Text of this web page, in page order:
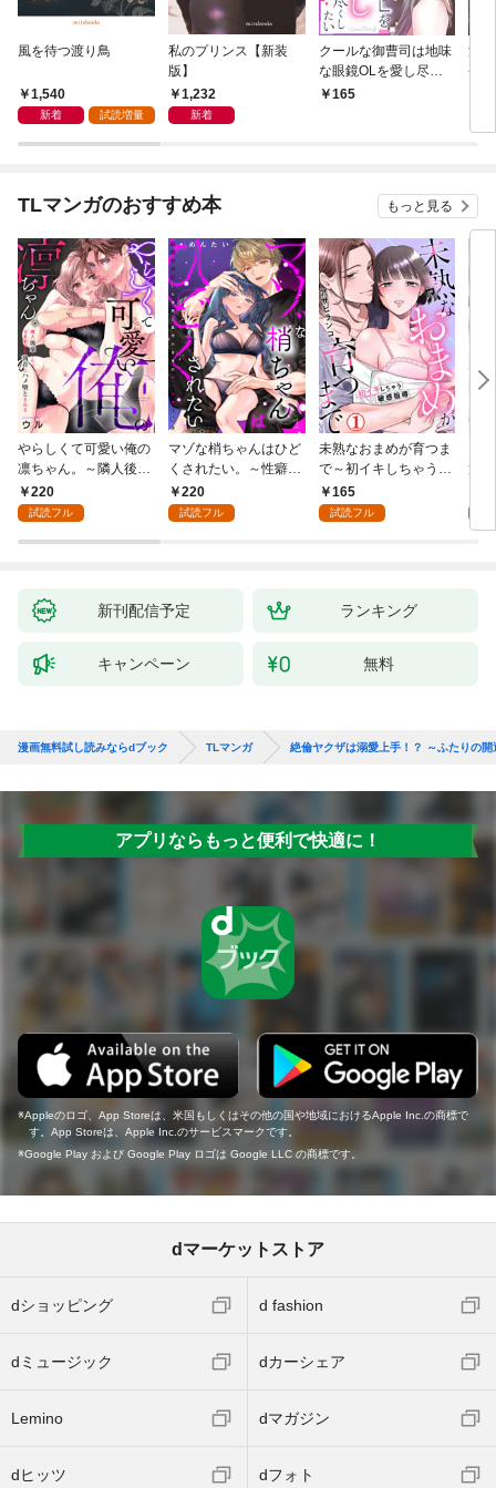
風を待つ渡り鳥
1,540
新着 試読増量
私のプリンス【新装
版】
1,232
新着
クールな御曹司は地味
な眼鏡OLを愛し尽く
したい【分冊版】 1
165
濃
長
TLマンガのおすすめ本 もっと見る
やらしくて可愛い俺の
凛ちゃん。～隣人後輩
くんのイキすぎた執着
にハメ堕とされる～(1)
220
試読フル
マゾな梢ちゃんはひど
くされたい。～性癖マ
ッチした後輩と欲望の
ままにセックスしたら
220
試読フル
未熟なおまめが育つま
で～初イキしちゃう敏
感指導～1
165
試読フル
筋
1【
付
新刊配信予定 ランキング
キャンペーン 無料
漫画無料試し読みならdブック TLマンガ 絶倫ヤクザは溺愛上手！？ ～ふたりの開
アプリならもっと便利で快適に！
Appleのロゴ、App Storeは、米国もしくはその他の国や地域におけるApple Inc.の商標で
す。App Storeは、Apple Inc.のサービスマークです。
Google Play および Google Play ロゴは Google LLC の商標です。
dマーケットストア
dショッピング d fashion
dミュージック dカーシェア
Lemino dマガジン
dヒッツ dフォト